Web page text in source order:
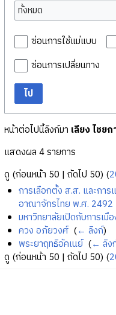
ทั้งหมด
ซ่อนการใช้แม่แบบ
ซ่อนการเปลี่ยนทาง
ไป
หน้าต่อไปนี้ลิงก์มา เลียง ไชยก
แสดงผล 4 รายการ
ดู (ก่อนหน้า 50 | ถัดไป 50) (
การเลือกตั้ง ส.ส. และกา
อาณาจักรไทย พ.ศ. 2492
มหาวิทยาลัยเปิดกับการเมื
ควง อภัยวงศ์‎ (← ลิงก์)
พระยาฤทธิอัคเนย์‎ (← ลิง
ดู (ก่อนหน้า 50 | ถัดไป 50) (